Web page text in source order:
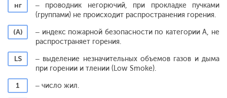
нг
– проводник негорючий, при прокладке пучками
(группами) не происходит распространения горения.
(А)
– индекс пожарной безопасности по категории А, не
распространяет горения.
LS
– выделение незначительных объемов газов и дыма
при горении и тлении (Low Smoke).
1
– число жил.